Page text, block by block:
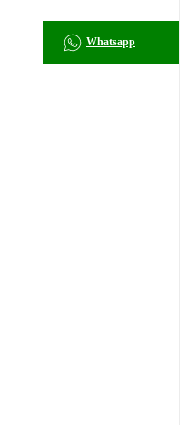
Whatsapp